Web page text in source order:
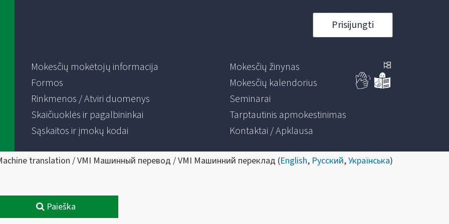
Prisijungti
Mokesčių mokėtojų informacija
Formos
Rinkmenos / Atviri duomenys
Skaičiuoklės ir pagalbininkai
Sąskaitos ir įmokų kodai
Mokesčių žinynas
Mokesčių kalendorius
Seminarai
Tarptautinis apmokestinimas
Kontaktai / Apklausa
translation / VMI Машинный перевод / VMI Машинний переклад (English, Русский,Українська)
Paieška